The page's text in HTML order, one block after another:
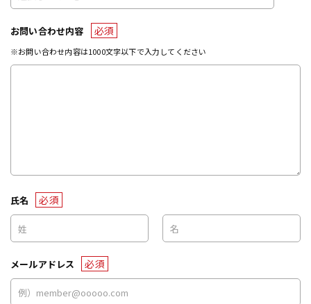
お問い合わせ内容 必須
※お問い合わせ内容は1000文字以下で入力してください
氏名 必須
メールアドレス 必須